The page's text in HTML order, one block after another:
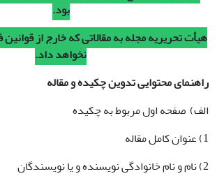
بود.
هیأت تحریریه مجله به مقالاتی که خارج از
نخواهد داد.
راهنمای محتوایی تدوین چکیده و مقاله
الف) صفحه اول مربوط به چکیده
1) عنوان کامل مقاله
2) نام و نام خانوادگی نویسنده و یا نویسندگان